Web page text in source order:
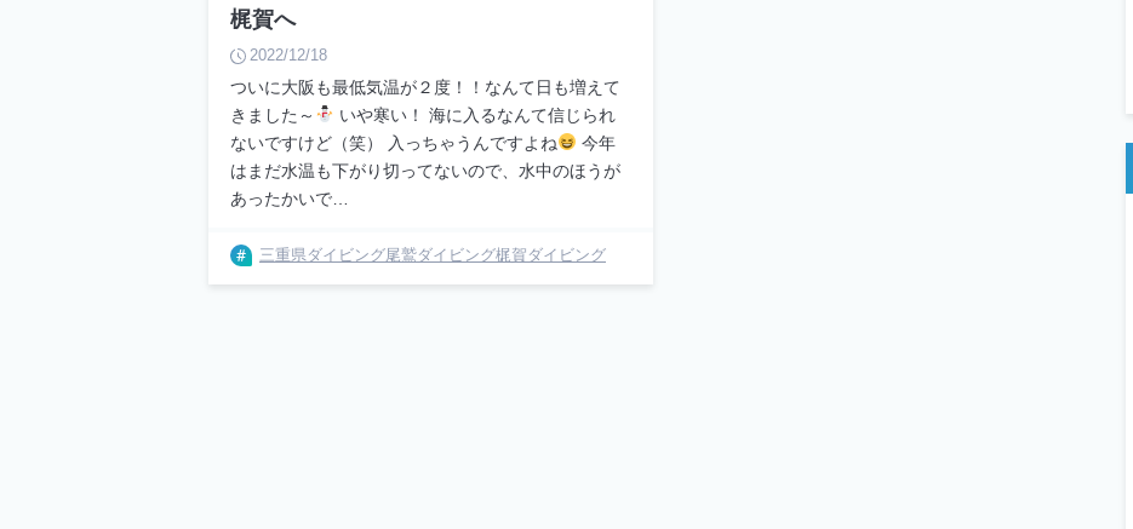
梶賀へ
2022/12/18
ついに大阪も最低気温が２度！！なんて日も増えて
きました～
いや寒い！ 海に入るなんて信じられ
ないですけど（笑） 入っちゃうんですよね
今年
はまだ水温も下がり切ってないので、水中のほうが
あったかいで…
三重県ダイビング尾鷲ダイビング梶賀ダイビング